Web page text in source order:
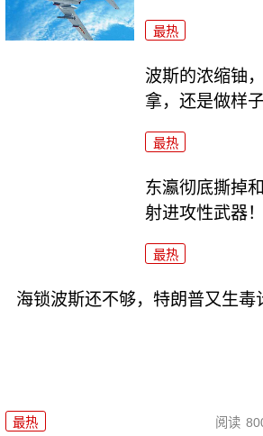
最热
波斯的浓缩铀
拿，还是做样子
最热
东瀛彻底撕掉
射进攻性武器！
最热
海锁波斯还不够，特朗普又生毒
最热 阅读